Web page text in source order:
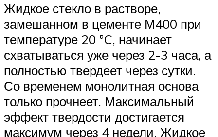
Жидкое стекло в растворе,
замешанном в цементе М400 при
температуре 20 °C, начинает
схватываться уже через 2-3 часа, а
полностью твердеет через сутки.
Со временем монолитная основа
только прочнеет. Максимальный
эффект твердости достигается
максимум через 4 недели. Жидкое